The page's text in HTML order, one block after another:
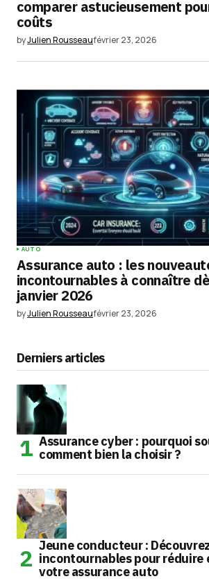
comparer astucieusement
coûts
byJulien Rousseaufévrier 23, 2026
AUTO
Assurance auto : les
incontournables à connaître
janvier 2026
byJulien Rousseaufévrier 23, 2026
Derniers articles
Assurance cyber : pourquoi
comment bien la choisir ?
Jeune conducteur :
incontournables pour réduire
votre assurance auto